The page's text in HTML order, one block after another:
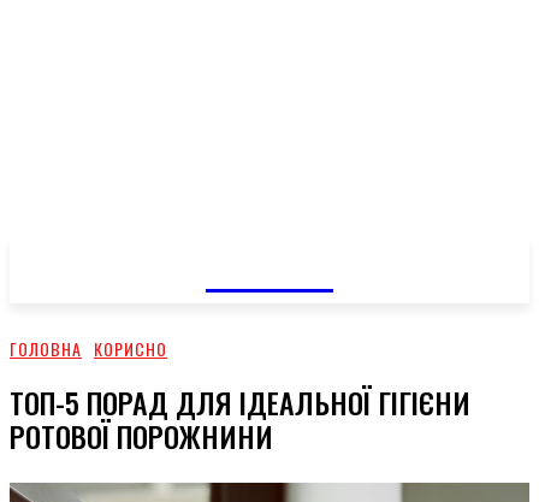
ГОЛОВНА КОРИСНО
ТОП-5 ПОРАД ДЛЯ ІДЕАЛЬНОЇ ГІГІЄНИ
РОТОВОЇ ПОРОЖНИНИ